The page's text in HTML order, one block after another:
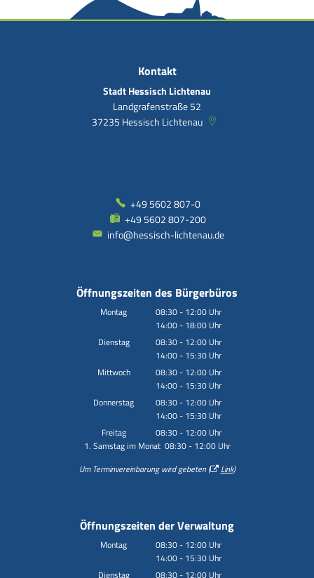
Kontakt
Stadt Hessisch Lichtenau
Landgrafenstraße 52
37235 Hessisch Lichtenau
+49 5602 807-0
+49 5602 807-200
info@hessisch-lichtenau.de
Öffnungszeiten des Bürgerbüros
Montag 08:30- 12:00 Uhr
Von 08:30 bis 12:00 Uhr
14:00- 18:00 Uhr
Von 14:00 bis 18:00 Uhr
Dienstag 08:30- 12:00 Uhr
Von 08:30 bis 12:00 Uhr
14:00- 15:30 Uhr
Von 14:00 bis 15:30 Uhr
Mittwoch 08:30- 12:00 Uhr
Von 08:30 bis 12:00 Uhr
14:00- 15:30 Uhr
Von 14:00 bis 15:30 Uhr
Donnerstag 08:30- 12:00 Uhr
Von 08:30 bis 12:00 Uhr
14:00- 15:30 Uhr
Von 14:00 bis 15:30 Uhr
Freitag 08:30- 12:00 Uhr
Von 08:30 bis 12:00 Uhr
1. Samstag im Monat 08:30 - 12:00 Uhr
Um Terminvereinbarung wird gebeten (
Link)
Öffnungszeiten der Verwaltung
Montag 08:30- 12:00 Uhr
Von 08:30 bis 12:00 Uhr
14:00- 15:30 Uhr
Von 14:00 bis 15:30 Uhr
Dienstag 08:30- 12:00 Uhr